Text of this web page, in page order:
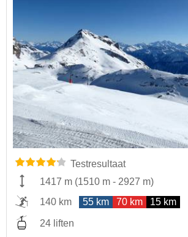
Testresultaat
1417 m (1510 m - 2927 m)
140 km
55 km 70 km 15 km
24 liften